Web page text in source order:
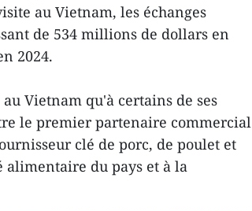
au Vietnam, les échanges
de 534 millions de dollars en
2024.
Vietnam qu'à certains de ses
le premier partenaire commercial
clé de porc, de poulet et
alimentaire du pays et à la